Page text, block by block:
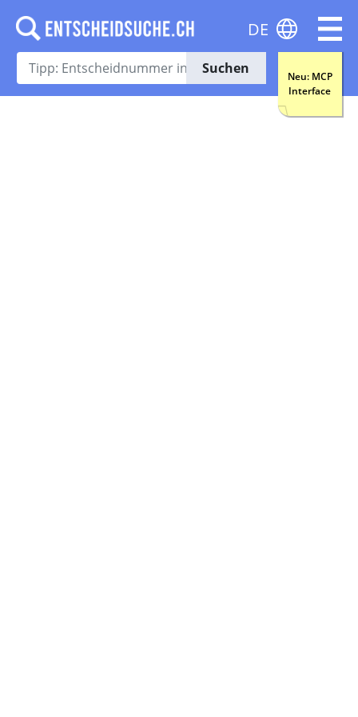
Suchen
Neu: MCP
Interface
DE